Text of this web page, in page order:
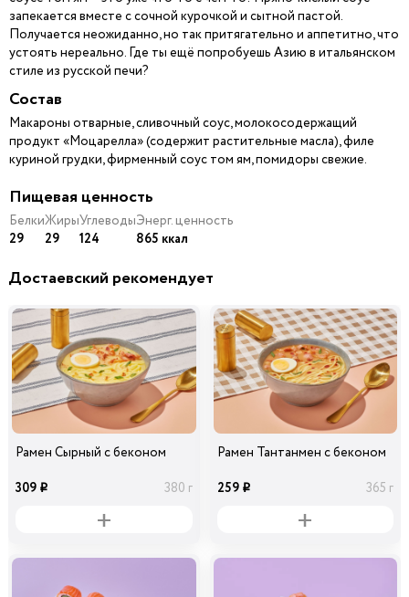
запекается вместе с сочной курочкой и сытной пастой.
Получается неожиданно, но так притягательно и аппетитно, что
устоять нереально. Где ты ещё попробуешь Азию в итальянском
стиле из русской печи?
Состав
Макароны отварные, сливочный соус, молокосодержащий
продукт «Моцарелла» (содержит растительные масла), филе
куриной грудки, фирменный соус том ям, помидоры свежие.
Пищевая ценность
Белки
29
Жиры
29
Углеводы
124
Энерг. ценность
865 ккал
Достаевский рекомендует
Рамен Сырный с беконом
309 i 380 г
Рамен Тантанмен с беконом
259 i 365 г